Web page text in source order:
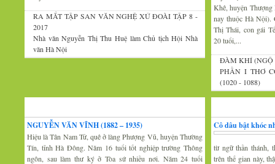
RA MẮT TẬP SAN VĂN NGHỆ XỨ ĐOÀI TẬP 8 -
2017
Nhà văn Nguyễn Thị Thu Huệ làm Chủ tịch Hội Nhà
văn Hà Nội
Khê, huyện
nay thuộc Hà Nội).
Thị Thái, con gái
20 tuổi,...
ĐÀM KHÍ (NGỘ
PHẦN I THƠ
(1020 - 1088)
NGUYỄN VĂN VĨNH (1882 – 1935)
Hiệu là Tân Nam Tử, quê ở làng Phượng Vũ, huyện Thường
Tín, tỉnh Hà Đông. Năm 16 tuổi tốt nghiệp trường Thông
ngôn, sau làm thư ký ở Tòa sứ nhiều nơi. Năm 24 tuổi
Cô dâu bật khóc
từ ngữ thần thánh,
trên thế gian này,